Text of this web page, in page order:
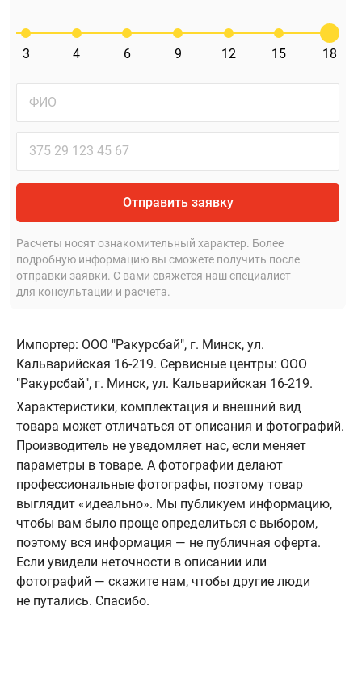
18
15
12
9
6
4
3
Отправить заявку
Расчеты носят ознакомительный характер. Более
подробную информацию вы сможете получить после
отправки заявки. С вами свяжется наш специалист
для консультации и расчета.
Импортер: ООО "Ракурсбай", г. Минск, ул.
Кальварийская 16-219. Сервисные центры: ООО
"Ракурсбай", г. Минск, ул. Кальварийская 16-219.
Характеристики, комплектация и внешний вид
товара может отличаться от описания и фотографий.
Производитель не уведомляет нас, если меняет
параметры в товаре. А фотографии делают
профессиональные фотографы, поэтому товар
выглядит «идеально». Мы публикуем информацию,
чтобы вам было проще определиться с выбором,
поэтому вся информация — не публичная оферта.
Если увидели неточности в описании или
фотографий — скажите нам, чтобы другие люди
не путались. Спасибо.